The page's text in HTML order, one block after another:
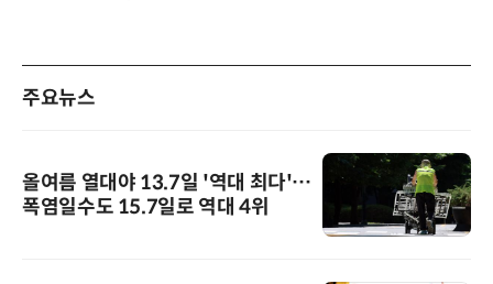
주요뉴스
올여름 열대야 13.7일 '역대 최다'…
폭염일수도 15.7일로 역대 4위